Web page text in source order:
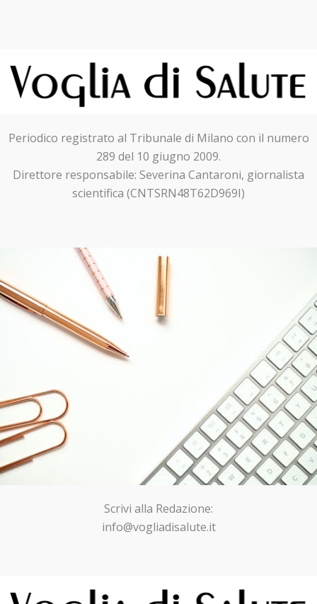
Periodico registrato al Tribunale di Milano con il numero
289 del 10 giugno 2009.
Direttore responsabile: Severina Cantaroni, giornalista
scientifica (CNTSRN48T62D969I)
Scrivi alla Redazione:
info@vogliadisalute.it